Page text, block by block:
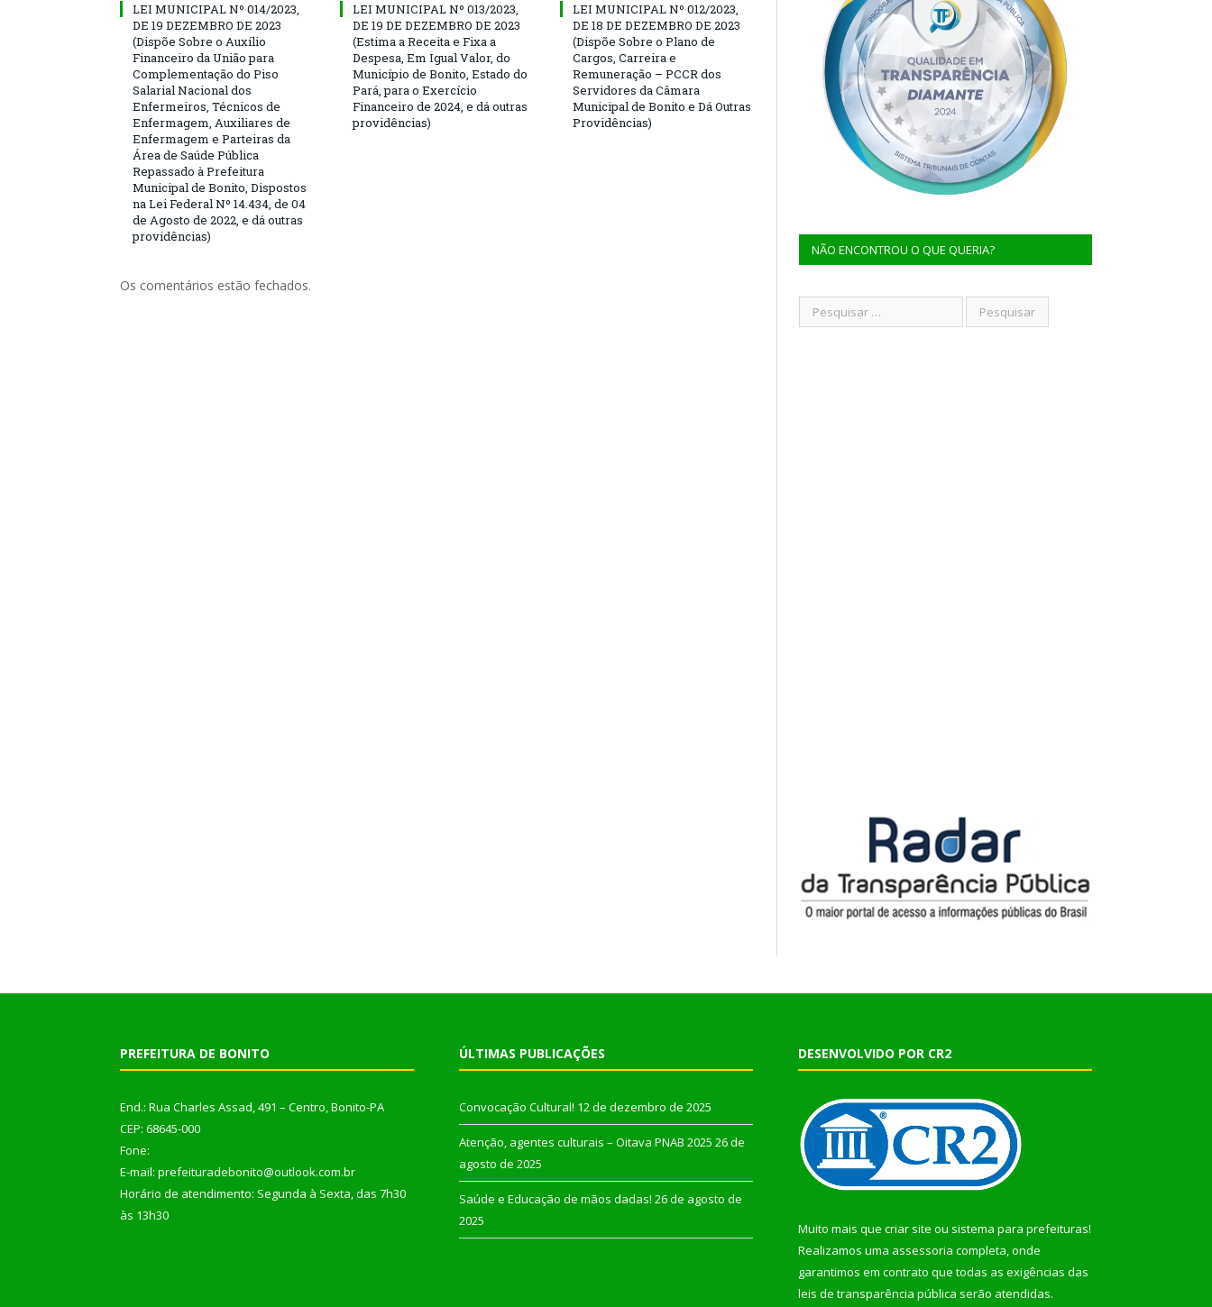
LEI MUNICIPAL Nº 014/2023,
DE 19 DEZEMBRO DE 2023
(Dispõe Sobre o Auxílio
Financeiro da União para
Complementação do Piso
Salarial Nacional dos
Enfermeiros, Técnicos de
Enfermagem, Auxiliares de
Enfermagem e Parteiras da
Área de Saúde Pública
Repassado à Prefeitura
Municipal de Bonito, Dispostos
na Lei Federal Nº 14.434, de 04
de Agosto de 2022, e dá outras
providências)
LEI MUNICIPAL Nº 013/2023,
DE 19 DE DEZEMBRO DE 2023
(Estima a Receita e Fixa a
Despesa, Em Igual Valor, do
Município de Bonito, Estado do
Pará, para o Exercício
Financeiro de 2024, e dá outras
providências)
LEI MUNICIPAL Nº 012/2023,
DE 18 DE DEZEMBRO DE 2023
(Dispõe Sobre o Plano de
Cargos, Carreira e
Remuneração – PCCR dos
Servidores da Câmara
Municipal de Bonito e Dá Outras
Providências)
Os comentários estão fechados.
NÃO ENCONTROU O QUE QUERIA?
PREFEITURA DE BONITO
End.: Rua Charles Assad, 491 – Centro, Bonito-PA
CEP: 68645-000
Fone:
E-mail: prefeituradebonito@outlook.com.br
Horário de atendimento: Segunda à Sexta, das 7h30
às 13h30
ÚLTIMAS PUBLICAÇÕES
Convocação Cultural! 12 de dezembro de 2025
Atenção, agentes culturais – Oitava PNAB 2025 26 de
agosto de 2025
Saúde e Educação de mãos dadas! 26 de agosto de
2025
DESENVOLVIDO POR CR2
Muito mais que criar site ou sistema para prefeituras!
Realizamos uma assessoria completa, onde
garantimos em contrato que todas as exigências das
leis de transparência pública serão atendidas.